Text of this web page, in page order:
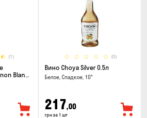
(1)
Blanc
(0)
Вино Choya Silver 0.5л
Белое, Сладкое, 10°
217,00
грн за 1 шт